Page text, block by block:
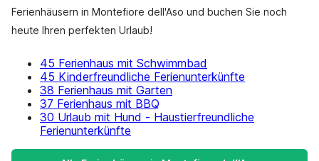
Ferienhäusern in Montefiore dell'Aso und buchen Sie noch
heute Ihren perfekten Urlaub!
45 Ferienhaus mit Schwimmbad
45 Kinderfreundliche Ferienunterkünfte
38 Ferienhaus mit Garten
37 Ferienhaus mit BBQ
30 Urlaub mit Hund - Haustierfreundliche
Ferienunterkünfte